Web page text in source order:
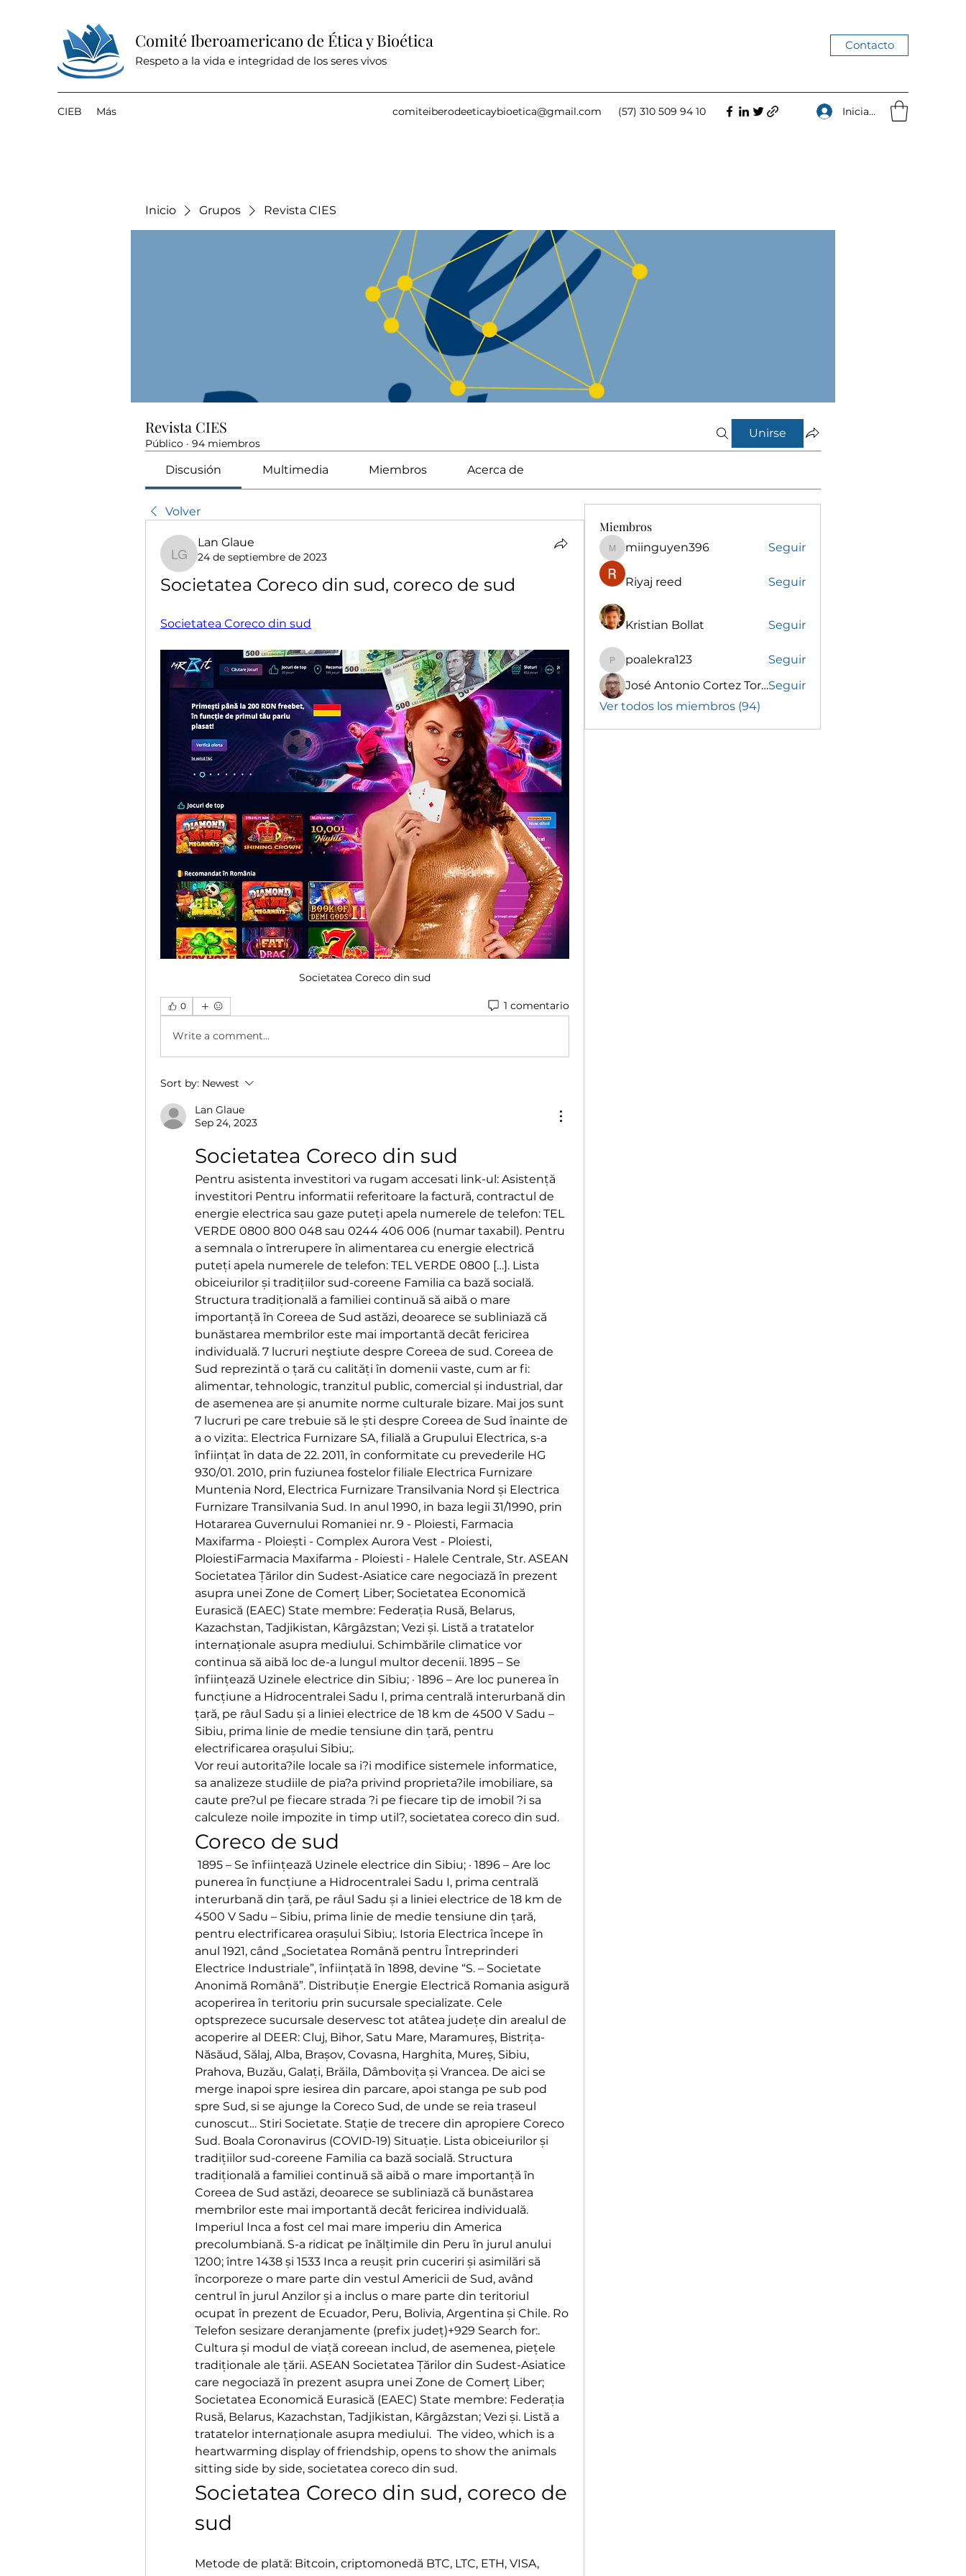
Comité Iberoamericano de Ética y Bioética
Respeto a la vida e integridad de los seres vivos
Contacto
CIEB Más comiteiberodeeticaybioetica@gmail.com (57) 310 509 94 10 Iniciar sesión
Inicio Grupos Revista CIES
Revista CIES
Público · 94 miembros
Unirse
Discusión Multimedia Miembros Acerca de
Volver
Lan Glaue
Lan Glaue
24 de septiembre de 2023
Societatea Coreco din sud, coreco de sud
Societatea Coreco din sud
Societatea Coreco din sud
0 1 comentario
Write a comment...
Sort by: Newest
Lan Glaue
Sep 24, 2023
Societatea Coreco din sud
Pentru asistenta investitori va rugam accesati link-ul: Asistență
investitori Pentru informatii referitoare la factură, contractul de
energie electrica sau gaze puteți apela numerele de telefon: TEL
VERDE 0800 800 048 sau 0244 406 006 (numar taxabil). Pentru
a semnala o întrerupere în alimentarea cu energie electrică
puteți apela numerele de telefon: TEL VERDE 0800 […]. Lista
obiceiurilor și tradițiilor sud-coreene Familia ca bază socială.
Structura tradițională a familiei continuă să aibă o mare
importanță în Coreea de Sud astăzi, deoarece se subliniază că
bunăstarea membrilor este mai importantă decât fericirea
individuală. 7 lucruri neştiute despre Coreea de sud. Coreea de
Sud reprezintă o țară cu calități în domenii vaste, cum ar fi:
alimentar, tehnologic, tranzitul public, comercial și industrial, dar
de asemenea are și anumite norme culturale bizare. Mai jos sunt
7 lucruri pe care trebuie să le ști despre Coreea de Sud înainte de
a o vizita:. Electrica Furnizare SA, filială a Grupului Electrica, s-a
înființat în data de 22. 2011, în conformitate cu prevederile HG
930/01. 2010, prin fuziunea fostelor filiale Electrica Furnizare
Muntenia Nord, Electrica Furnizare Transilvania Nord și Electrica
Furnizare Transilvania Sud. In anul 1990, in baza legii 31/1990, prin
Hotararea Guvernului Romaniei nr. 9 - Ploiesti, Farmacia
Maxifarma - Ploiești - Complex Aurora Vest - Ploiesti,
PloiestiFarmacia Maxifarma - Ploiesti - Halele Centrale, Str. ASEAN
Societatea Țărilor din Sudest-Asiatice care negociază în prezent
asupra unei Zone de Comerț Liber; Societatea Economică
Eurasică (EAEC) State membre: Federația Rusă, Belarus,
Kazachstan, Tadjikistan, Kârgâzstan; Vezi și. Listă a tratatelor
internaționale asupra mediului. Schimbările climatice vor
continua să aibă loc de-a lungul multor decenii. 1895 – Se
înființează Uzinele electrice din Sibiu; · 1896 – Are loc punerea în
funcțiune a Hidrocentralei Sadu I, prima centrală interurbană din
țară, pe râul Sadu și a liniei electrice de 18 km de 4500 V Sadu –
Sibiu, prima linie de medie tensiune din țară, pentru
electrificarea orașului Sibiu;.
Vor reui autorita?ile locale sa i?i modifice sistemele informatice,
sa analizeze studiile de pia?a privind proprieta?ile imobiliare, sa
caute pre?ul pe fiecare strada ?i pe fiecare tip de imobil ?i sa
calculeze noile impozite in timp util?, societatea coreco din sud.
Coreco de sud
punerea în funcțiune a Hidrocentralei Sadu I, prima centrală
interurbană din țară, pe râul Sadu și a liniei electrice de 18 km de
4500 V Sadu – Sibiu, prima linie de medie tensiune din țară,
pentru electrificarea orașului Sibiu;. Istoria Electrica începe în
anul 1921, când „Societatea Română pentru Întreprinderi
Electrice Industriale”, înființată în 1898, devine “S. – Societate
Anonimă Română”. Distribuție Energie Electrică Romania asigură
acoperirea în teritoriu prin sucursale specializate. Cele
optsprezece sucursale deservesc tot atâtea județe din arealul de
acoperire al DEER: Cluj, Bihor, Satu Mare, Maramureș, Bistrița-
Năsăud, Sălaj, Alba, Brașov, Covasna, Harghita, Mureș, Sibiu,
Prahova, Buzău, Galați, Brăila, Dâmbovița și Vrancea. De aici se
merge inapoi spre iesirea din parcare, apoi stanga pe sub pod
spre Sud, si se ajunge la Coreco Sud, de unde se reia traseul
cunoscut… Stiri Societate. Stație de trecere din apropiere Coreco
Sud. Boala Coronavirus (COVID-19) Situație. Lista obiceiurilor și
tradițiilor sud-coreene Familia ca bază socială. Structura
tradițională a familiei continuă să aibă o mare importanță în
Coreea de Sud astăzi, deoarece se subliniază că bunăstarea
membrilor este mai importantă decât fericirea individuală.
Imperiul Inca a fost cel mai mare imperiu din America
precolumbiană. S-a ridicat pe înălțimile din Peru în jurul anului
1200; între 1438 și 1533 Inca a reușit prin cuceriri și asimilări să
încorporeze o mare parte din vestul Americii de Sud, având
centrul în jurul Anzilor și a inclus o mare parte din teritoriul
ocupat în prezent de Ecuador, Peru, Bolivia, Argentina și Chile. Ro
Telefon sesizare deranjamente (prefix județ)+929 Search for:.
Cultura și modul de viață coreean includ, de asemenea, piețele
tradiționale ale țării. ASEAN Societatea Țărilor din Sudest-Asiatice
care negociază în prezent asupra unei Zone de Comerț Liber;
Societatea Economică Eurasică (EAEC) State membre: Federația
Rusă, Belarus, Kazachstan, Tadjikistan, Kârgâzstan; Vezi și. Listă a
tratatelor internaționale asupra mediului.  The video, which is a
heartwarming display of friendship, opens to show the animals
sitting side by side, societatea coreco din sud.
Societatea Coreco din sud, coreco de
sud
Metode de plată: Bitcoin, criptomonedă BTC, LTC, ETH, VISA,
Miembros
miinguyen396
miinguyen396 Seguir
Riyaj reed Seguir
Kristian Bollat Seguir
poalekra123
poalekra123
Seguir
José Antonio Cortez TorrezSeguir
Ver todos los miembros (94)